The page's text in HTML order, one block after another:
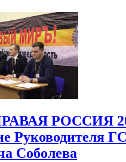
РОССИЯ
Руководителя
Соболева